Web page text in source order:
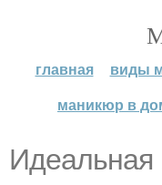
главная виды
маникюр в
Идеальная